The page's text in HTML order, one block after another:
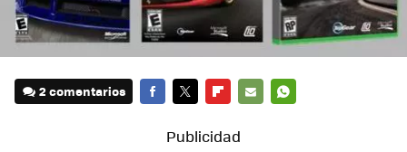
2 comentarios
MAIL